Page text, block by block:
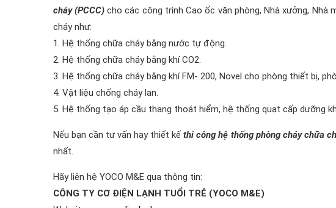
cháy (PCCC)cho các công trình Cao ốc văn phòng, Nhà xưởng, Nhà
cháy như:
1. Hệ thống chữa cháy bằng nước tự động.
2. Hệ thống chữa cháy bằng khí CO2.
3. Hệ thống chữa cháy bằng khí FM- 200, Novel cho phòng thiết bị,
4. Vật liệu chống cháy lan.
5. Hệ thống tạo áp cầu thang thoát hiểm, hệ thống quạt cấp dưỡng
Nếu bạn cần tư vấn hay thiết kế thi công hệ thống phòng cháy chữa
nhất.
Hãy liên hệ YOCO M&E qua thông tin:
CÔNG TY CƠ ĐIỆN LẠNH TUỔI TRẺ (YOCO M&E)